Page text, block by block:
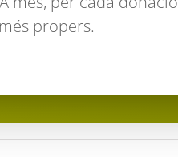
propers.